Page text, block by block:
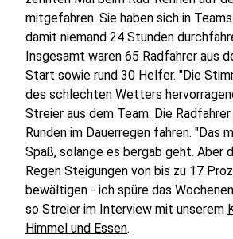
mitgefahren. Sie haben sich in
damit niemand 24 Stunden
Insgesamt waren 65 Radfahrer aus
Start sowie rund 30 Helfer. "Die
des schlechten Wetters
Streier aus dem Team. Die
Runden im Dauerregen fahren. "Das
Spaß, solange es bergab geht. Aber
Regen Steigungen von bis zu 17
bewältigen - ich spüre das
so Streier im Interview mit unserem
Himmel und Essen.